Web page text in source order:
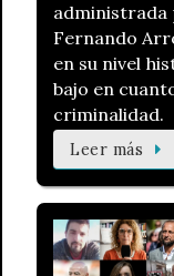
administrada
Fernando
en su nivel
bajo en
criminalidad.
Leer más